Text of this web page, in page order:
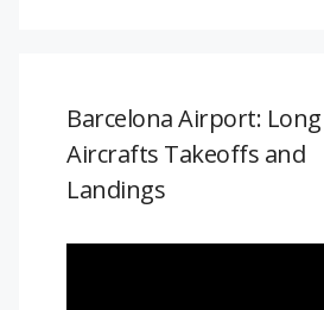
Barcelona Airport: Long
Aircrafts Takeoffs and
Landings